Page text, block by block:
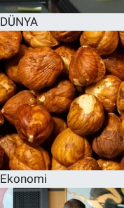
DÜNYA
Ekonomi